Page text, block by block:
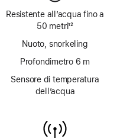
Resistente all’acqua fino a
50 metri12
Nuoto, snorkeling
Profondimetro 6 m
Sensore di temperatura
dell’acqua